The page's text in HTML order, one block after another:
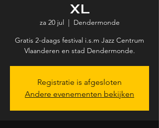
XL
za 20 jul
  |
Dendermonde
Gratis 2-daags festival i.s.m Jazz Centrum
Registratie is afgesloten
Andere evenementen bekijken